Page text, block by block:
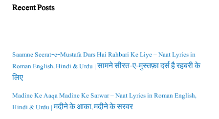
Recent Posts
Saamne Seerat-e-Mustafa Dars Hai Rahbari Ke Liye – Naat Lyrics in
Roman English, Hindi & Urdu | सामने सीरत-ए-मुस्तफ़ा दर्स है रहबरी के
लिए
Madine Ke Aaqa Madine Ke Sarwar – Naat Lyrics in Roman English,
Hindi & Urdu | मदीने के आका, मदीने के सरवर